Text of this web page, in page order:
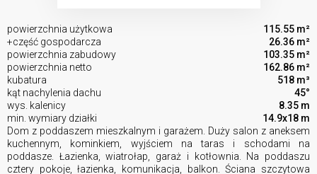
powierzchnia użytkowa
115.55 m²
+część gospodarcza
26.36 m²
powierzchnia zabudowy
103.35 m²
powierzchnia netto
162.86 m²
kubatura
518 m³
kąt nachylenia dachu
45°
wys. kalenicy
8.35 m
min. wymiary działki
14.9x18 m
Dom z poddaszem mieszkalnym i garażem. Duży salon z aneksem
kuchennym, kominkiem, wyjściem na taras i schodami na
poddasze. Łazienka, wiatrołap, garaż i kotłownia. Na poddaszu
cztery pokoje, łazienka, komunikacja, balkon. Ściana szczytowa